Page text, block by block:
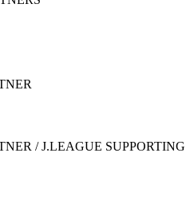
/ J.LEAGUE SUPPORTING